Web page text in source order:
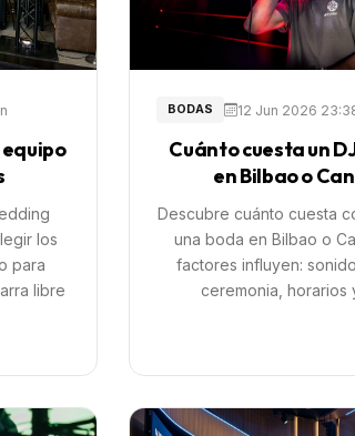
los
para
libre
BODAS 12 Jun 2026
Cuánto cuesta un
en Bilbao o
Descubre cuánto cuesta
una boda en Bilbao o
factores influyen:
ceremonia, horarios